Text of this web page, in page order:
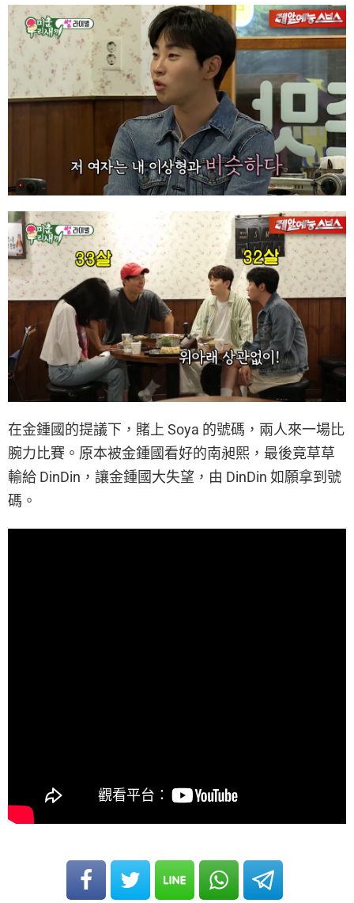
在金鍾國的提議下，賭上 Soya 的號碼，兩人來一場比
腕力比賽。原本被金鍾國看好的南昶熙，最後竟草草
輸給 DinDin，讓金鍾國大失望，由 DinDin 如願拿到號
碼。